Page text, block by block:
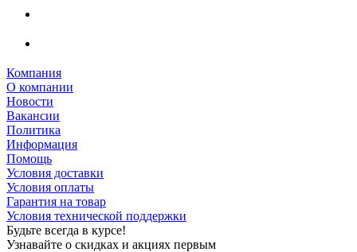
Компания
О компании
Новости
Вакансии
Политика
Информация
Помощь
Условия доставки
Условия оплаты
Гарантия на товар
Условия технической поддержки
Будьте всегда в курсе!
Узнавайте о скидках и акциях первым